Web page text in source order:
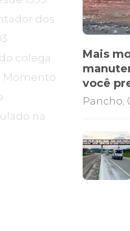
dos
colega
Momento
na
Mais
você
Pancho